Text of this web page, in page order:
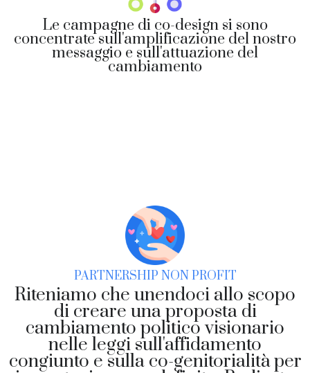
Le campagne di co-design si sono
concentrate sull'amplificazione del nostro
messaggio e sull'attuazione del
cambiamento
PARTNERSHIP NON PROFIT
Riteniamo che unendoci allo scopo
di creare una proposta di
cambiamento politico visionario
nelle leggi sull'affidamento
congiunto e sulla co-genitorialità per